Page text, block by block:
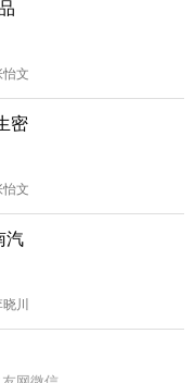
怡文
密
怡文
汽
晓川